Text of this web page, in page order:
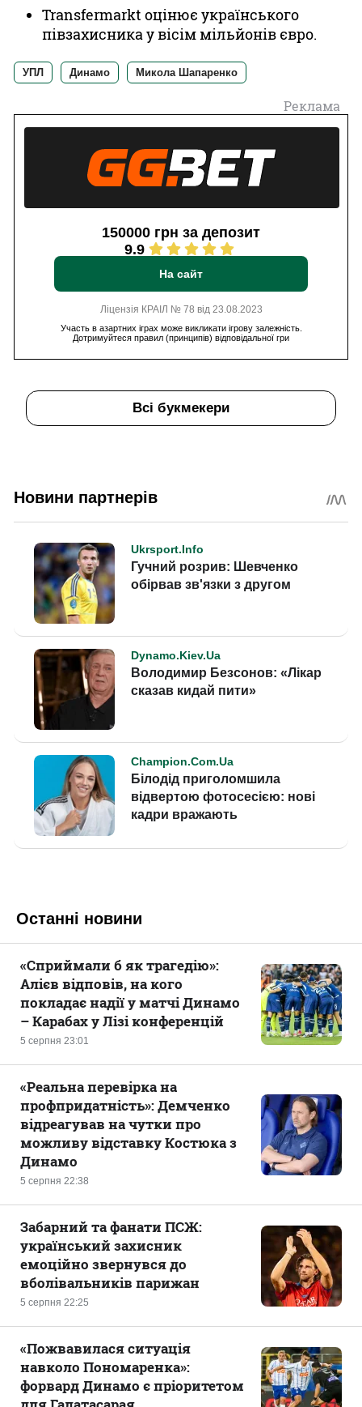
Transfermarkt оцінює українського
півзахисника у вісім мільйонів євро.
УПЛ Динамо Микола Шапаренко
Реклама
150000 грн за депозит
9.9
На сайт
Ліцензія КРАІЛ № 78 від 23.08.2023
Участь в азартних іграх може викликати ігрову залежність.
Дотримуйтеся правил (принципів) відповідальної гри
Всі букмекери
Останні новини
5 серпня 23:01
«Сприймали б як трагедію»:
Алієв відповів, на кого
покладає надії у матчі Динамо
– Карабах у Лізі конференцій
5 серпня 22:38
«Реальна перевірка на
профпридатність»: Демченко
відреагував на чутки про
можливу відставку Костюка з
Динамо
5 серпня 22:25
Забарний та фанати ПСЖ:
український захисник
емоційно звернувся до
вболівальників парижан
«Пожвавилася ситуація
навколо Пономаренка»:
форвард Динамо є пріоритетом